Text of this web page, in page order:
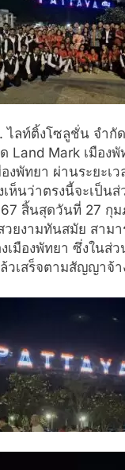
ไลท์ติ้งโซลูชั่น จำกั
Land Mark เมือง
งพัทยา ผ่านระยะเว
ห็นว่าตรงนี้จะเป็นส่
สิ้นสุดวันที่ 27 กุ
วยงามทันสมัย สามา
เมืองพัทยา ซึ่งในส่ว
วเสร็จตามสัญญาจ้า